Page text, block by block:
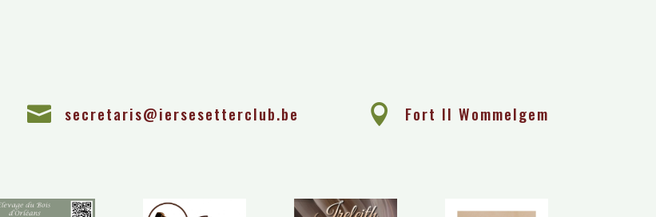
 secretaris@iersesetterclub.be  Fort II Wommelgem